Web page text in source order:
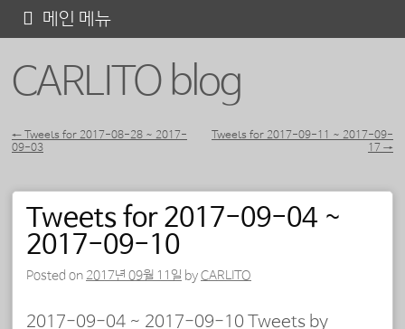
CARLITO blog
메인 메뉴
텐
포스트 내비게이션
← Tweets for 2017-08-28 ~ 2017-
09-03
Tweets for 2017-09-11 ~ 2017-09-
17 →
Tweets for 2017-09-04 ~
2017-09-10
Posted on 2017년 09월 11일 byCARLITO
2017-09-04 ~ 2017-09-10 Tweets by